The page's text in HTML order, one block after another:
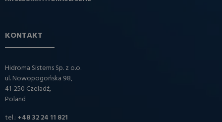
KONTAKT
Hidroma Sistems Sp. z o.o.
ul. Nowopogońska 98,
41-250 Czeladź,
Poland
tel.: +48 32 24 11 821